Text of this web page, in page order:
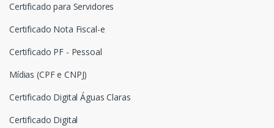
Certificado para Servidores
Certificado Nota Fiscal-e
Certificado PF - Pessoal
Mídias (CPF e CNPJ)
Certificado Digital Águas Claras
Certificado Digital